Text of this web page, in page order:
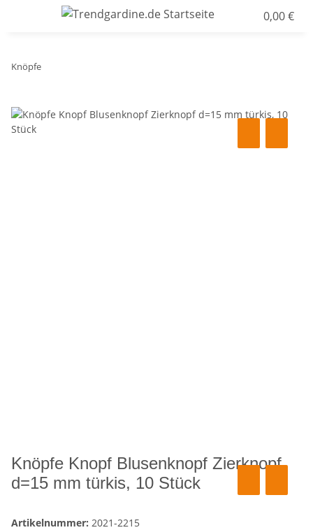
0,00 €
Knöpfe
Knöpfe Knopf Blusenknopf Zierknopf
d=15 mm türkis, 10 Stück
Artikelnummer: 2021-2215